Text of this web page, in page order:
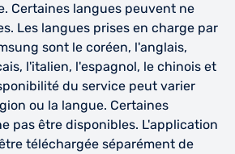
Certaines langues peuvent ne
Les langues prises en charge par
sont le coréen, l'anglais,
l'italien, l'espagnol, le chinois et
du service peut varier
ou la langue. Certaines
pas être disponibles. L'application
téléchargée séparément de